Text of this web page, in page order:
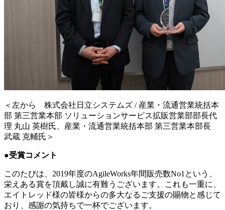
＜左から 株式会社日立システムズ / 産業・流通営業統括本
部 第三営業本部 ソリューションサービス拡販営業部部長代
理 丸山 英樹氏、産業・流通営業統括本部 第三営業本部長
武蔵 克輔氏＞
●受賞コメント
このたびは、2019年度のAgileWorks年間販売数No1という、
栄えある賞を頂戴し誠に有難うございます。これも一重に、
エイトレッド様の皆様からの多大なるご支援の賜物と感じて
おり、感謝の気持ちで一杯でございます。